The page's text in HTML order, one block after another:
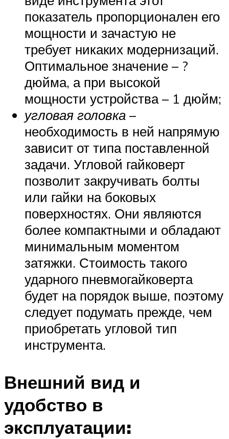
показатель пропорционален его
мощности и зачастую не
требует никаких модернизаций.
Оптимальное значение – ?
дюйма, а при высокой
мощности устройства – 1 дюйм;
угловая головка –
необходимость в ней напрямую
зависит от типа поставленной
задачи. Угловой гайковерт
позволит закручивать болты
или гайки на боковых
поверхностях. Они являются
более компактными и обладают
минимальным моментом
затяжки. Стоимость такого
ударного пневмогайковерта
будет на порядок выше, поэтому
следует подумать прежде, чем
приобретать угловой тип
инструмента.
Внешний вид и
удобство в
эксплуатации: